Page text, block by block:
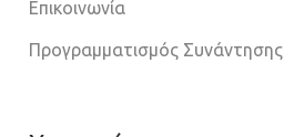
Επικοινωνία
Προγραμματισμός Συνάντησης